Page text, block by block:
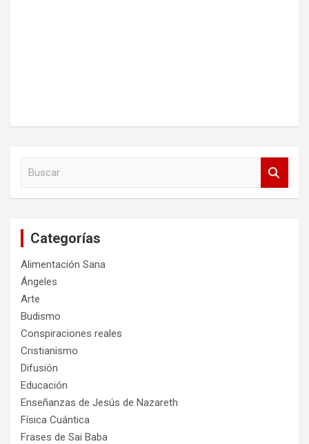
Categorías
Alimentación Sana
Ángeles
Arte
Budismo
Conspiraciones reales
Cristianismo
Difusión
Educación
Enseñanzas de Jesús de Nazareth
Física Cuántica
Frases de Sai Baba